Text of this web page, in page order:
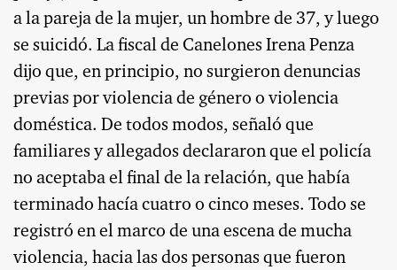
a la pareja de la mujer, un hombre de 37, y luego
se suicidó. La fiscal de Canelones Irena Penza
dijo que, en principio, no surgieron denuncias
previas por violencia de género o violencia
doméstica. De todos modos, señaló que
familiares y allegados declararon que el policía
no aceptaba el final de la relación, que había
terminado hacía cuatro o cinco meses. Todo se
registró en el marco de una escena de mucha
violencia, hacia las dos personas que fueron